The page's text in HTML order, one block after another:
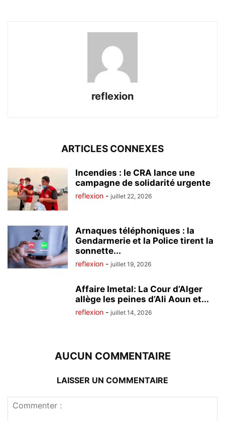
reflexion
ARTICLES CONNEXES
Incendies : le CRA lance une
campagne de solidarité urgente
reflexion - juillet 22, 2026
Arnaques téléphoniques : la
Gendarmerie et la Police tirent la
sonnette...
reflexion - juillet 19, 2026
Affaire Imetal: La Cour d’Alger
allège les peines d’Ali Aoun et...
reflexion - juillet 14, 2026
AUCUN COMMENTAIRE
LAISSER UN COMMENTAIRE